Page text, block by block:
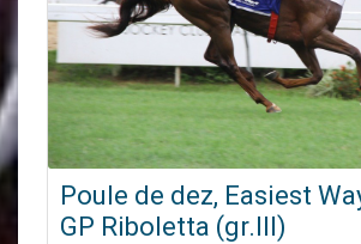
Poule de dez, Easiest
GP Riboletta (gr.III)